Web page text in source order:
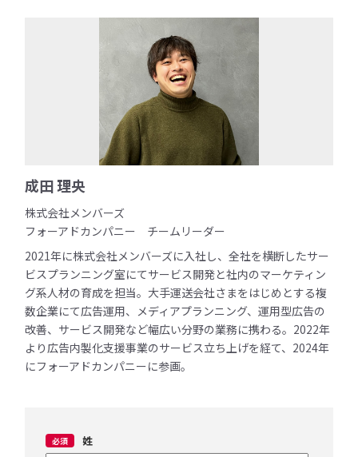
成田 理央
株式会社メンバーズ
フォーアドカンパニー チームリーダー
2021年に株式会社メンバーズに入社し、全社を横断したサー
ビスプランニング室にてサービス開発と社内のマーケティン
グ系人材の育成を担当。大手運送会社さまをはじめとする複
数企業にて広告運用、メディアプランニング、運用型広告の
改善、サービス開発など幅広い分野の業務に携わる。2022年
より広告内製化支援事業のサービス立ち上げを経て、2024年
にフォーアドカンパニーに参画。
姓